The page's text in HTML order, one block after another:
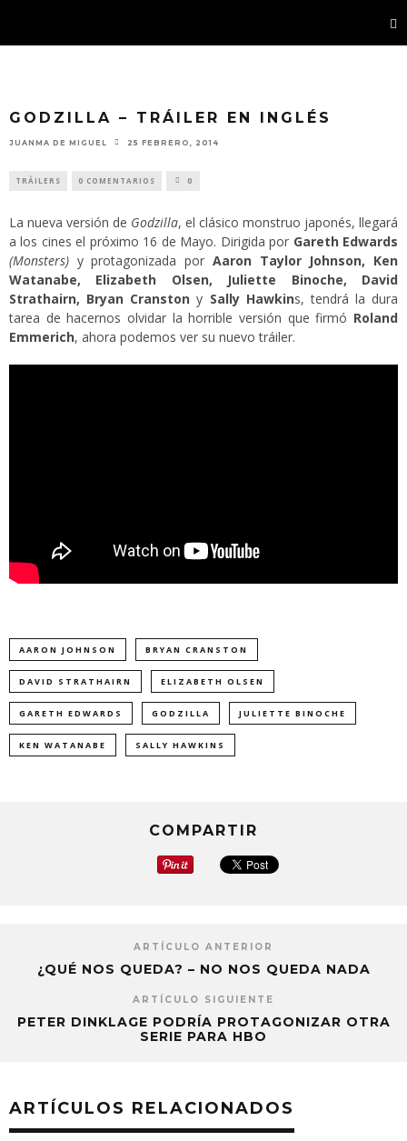
GODZILLA – TRÁILER EN INGLÉS
JUANMA DE MIGUEL 25 FEBRERO, 2014
TRÁILERS 0 COMENTARIOS 0
La nueva versión de Godzilla, el clásico monstruo japonés, llegará
a los cines el próximo 16 de Mayo. Dirigida por Gareth Edwards
(Monsters) y protagonizada por Aaron Taylor Johnson, Ken
Watanabe, Elizabeth Olsen, Juliette Binoche, David
Strathairn, Bryan Cranston y Sally Hawkins, tendrá la dura
tarea de hacernos olvidar la horrible versión que firmó Roland
Emmerich, ahora podemos ver su nuevo tráiler.
AARON JOHNSON BRYAN CRANSTON
DAVID STRATHAIRN ELIZABETH OLSEN
GARETH EDWARDS GODZILLA JULIETTE BINOCHE
KEN WATANABE SALLY HAWKINS
COMPARTIR
ARTÍCULO ANTERIOR
¿QUÉ NOS QUEDA? – NO NOS QUEDA NADA
ARTÍCULO SIGUIENTE
PETER DINKLAGE PODRÍA PROTAGONIZAR OTRA
SERIE PARA HBO
ARTÍCULOS RELACIONADOS